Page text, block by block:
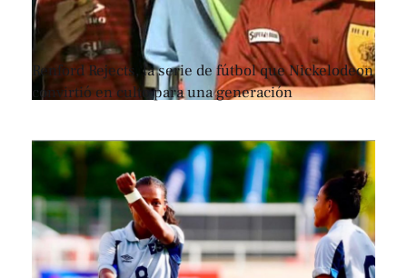
Renford Rejects, la serie de fútbol que Nickelodeon
convirtió en culto para una generación